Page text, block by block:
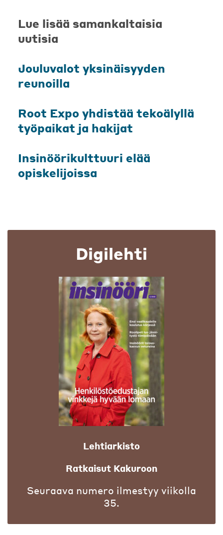
Lue lisää samankaltaisia
uutisia
Jouluvalot yksinäisyyden
reunoilla
Root Expo yhdistää tekoälyllä
työpaikat ja hakijat
Insinöörikulttuuri elää
opiskelijoissa
Digilehti
Lehtiarkisto
Ratkaisut Kakuroon
Seuraava numero ilmestyy viikolla
35.